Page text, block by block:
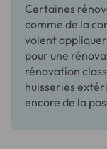
Certaines
comme de la
voient appliquer
pour une
rénovation
huisseries
encore de la